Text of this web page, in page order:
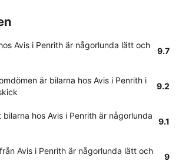
Avis i Penrith är någorlunda lätt och
9.7
är bilarna hos Avis i Penrith i
9.2
hos Avis i Penrith är någorlunda
9.1
Avis i Penrith är någorlunda lätt och
9